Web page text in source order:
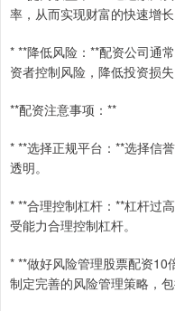
率，从而实现财富的快速增长
* **降低风险：**配资公司通
资者控制风险，降低投资损失
**配资注意事项：**
* **选择正规平台：**选择信
透明。
* **合理控制杠杆：**杠杆过
受能力合理控制杠杆。
* **做好风险管理股票配资10
制定完善的风险管理策略，